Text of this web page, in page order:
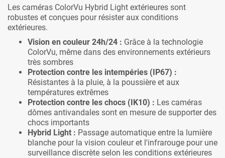
Les caméras ColorVu Hybrid Light extérieures sont
robustes et conçues pour résister aux conditions
extérieures.
Vision en couleur 24h/24 : Grâce à la technologie
ColorVu, même dans des environnements extérieurs
très sombres
Protection contre les intempéries (IP67) :
Résistantes à la pluie, à la poussière et aux
températures extrêmes
Protection contre les chocs (IK10) : Les caméras
dômes antivandales sont en mesure de supporter des
chocs importants
Hybrid Light : Passage automatique entre la lumière
blanche pour la vision couleur et l'infrarouge pour une
surveillance discrète selon les conditions extérieures